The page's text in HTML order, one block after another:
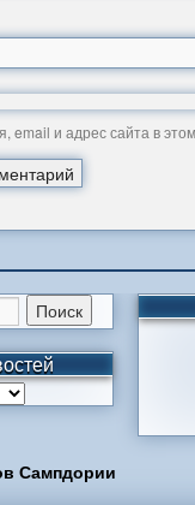
email и адрес сайта в
Сампдории